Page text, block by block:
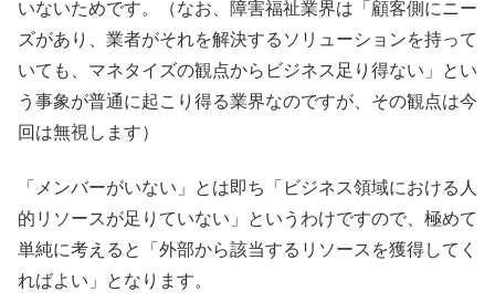
いないためです。（なお、障害福祉業界は「顧客側にニー
ズがあり、業者がそれを解決するソリューションを持って
いても、マネタイズの観点からビジネス足り得ない」とい
う事象が普通に起こり得る業界なのですが、その観点は今
回は無視します）
「メンバーがいない」とは即ち「ビジネス領域における人
的リソースが足りていない」というわけですので、極めて
単純に考えると「外部から該当するリソースを獲得してく
ればよい」となります。